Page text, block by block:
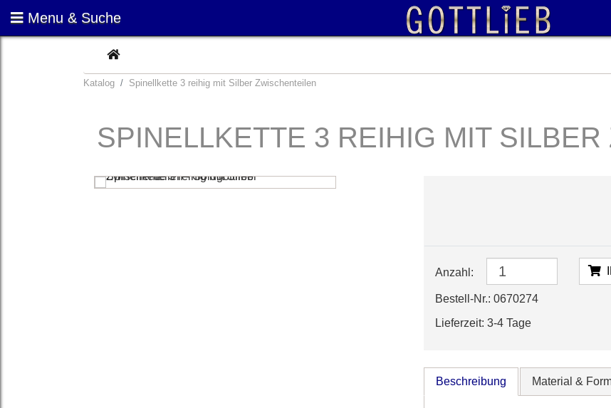
Menu & Suche
CURRENT
Katalog Spinellkette 3 reihig mit Silber Zwischenteilen
SPINELLKETTE 3 REIHIG MIT
Bestell-Nr.: 0670274
Lieferzeit: 3-4 Tage
Beschreibung Material &